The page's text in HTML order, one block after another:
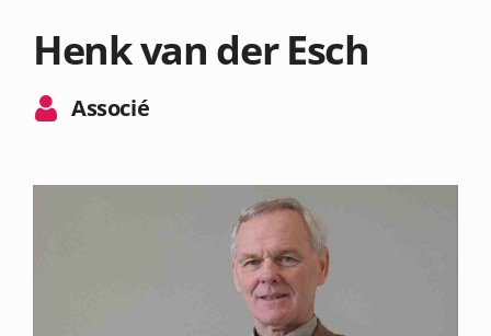
Henk van der Esch
Associé